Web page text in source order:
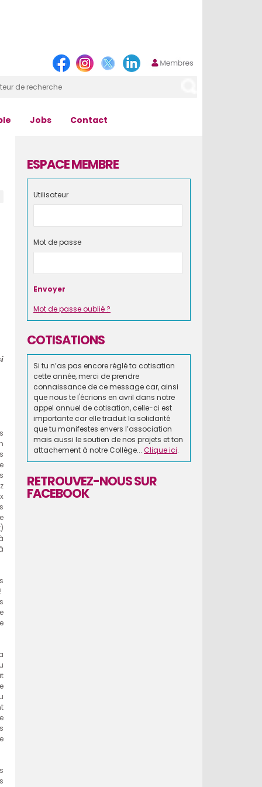
Jobs Contact
ESPACE MEMBRE
Utilisateur
Mot de passe
Mot de passe oublié ?
COTISATIONS
Si tu n’as pas encore réglé ta cotisation
cette année, merci de prendre
connaissance de ce message car, ainsi
que nous te l'écrions en avril dans notre
appel annuel de cotisation, celle-ci est
importante car elle traduit la solidarité
que tu manifestes envers l’association
mais aussi le soutien de nos projets et ton
attachement à notre Collège... Clique ici.
RETROUVEZ-NOUS SUR
FACEBOOK